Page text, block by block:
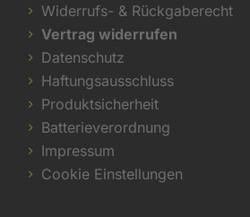
Widerrufs- & Rückgaberecht
Vertrag widerrufen
Datenschutz
Haftungsausschluss
Produktsicherheit
Batterieverordnung
Impressum
Cookie Einstellungen